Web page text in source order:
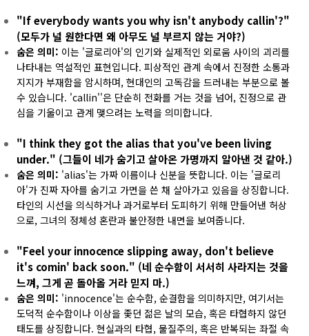
"If everybody wants you why isn't anybody callin'?"
(모두가 널 원한다면 왜 아무도 널 부르지 않는 거야?)
숨은 의미: 이는 '글로리아'의 인기와 실제적인 외로움 사이의 괴리를
나타내는 역설적인 표현입니다. 피상적인 관계 속에서 진정한 소통과
지지가 부재함을 암시하며, 현대인의 고독감을 드러내는 부분으로 볼
수 있습니다. 'callin''은 단순히 전화를 거는 것을 넘어, 진정으로 관
심을 기울이고 관계 맺으려는 노력을 의미합니다.
"I think they got the alias that you've been living
under." (그들이 네가 숨기고 살아온 가명까지 알아낸 것 같아.)
숨은 의미: 'alias'는 가짜 이름이나 신분을 뜻합니다. 이는 '글로리
아'가 진짜 자아를 숨기고 가면을 쓴 채 살아가고 있음을 상징합니다.
타인의 시선을 의식하거나 과거로부터 도피하기 위해 만들어낸 허상
으로, 그녀의 정체성 혼란과 불안정한 내면을 보여줍니다.
"Feel your innocence slipping away, don't believe
it's comin' back soon." (네 순수함이 서서히 사라지는 것을
느껴, 그게 곧 돌아올 거라 믿지 마.)
숨은 의미: 'innocence'는 순수함, 순결함을 의미하지만, 여기서는
도덕적 순수함이나 이상을 좇던 젊은 날의 모습, 혹은 타협하지 않던
태도를 상징합니다. 현실과의 타협, 물질주의, 혹은 반복되는 좌절 속